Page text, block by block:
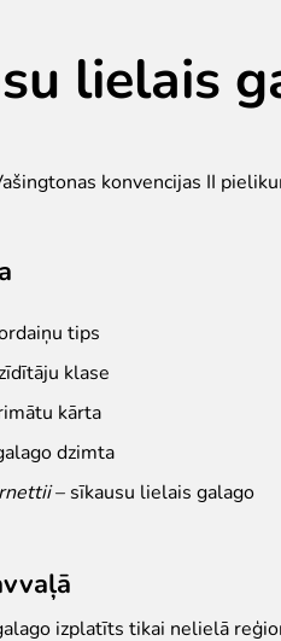
lielais
konvencijas II
tips
klase
kārta
dzimta
– sīkausu lielais galago
izplatīts tikai nelielā